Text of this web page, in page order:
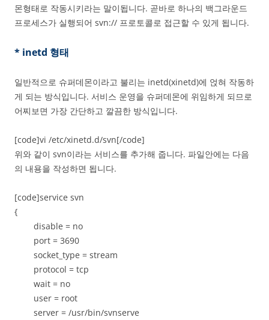
몬형태로 작동시키라는 말이됩니다. 곧바로 하나의 백그라운드
프로세스가 실행되어 svn:// 프로토콜로 접근할 수 있게 됩니다.
* inetd 형태
일반적으로 슈퍼데몬이라고 불리는 inetd(xinetd)에 얹혀 작동하
게 되는 방식입니다. 서비스 운영을 슈퍼데몬에 위임하게 되므로
어찌보면 가장 간단하고 깔끔한 방식입니다.
[code]vi /etc/xinetd.d/svn[/code]
위와 같이 svn이라는 서비스를 추가해 줍니다. 파일안에는 다음
의 내용을 작성하면 됩니다.
[code]service svn
{
disable = no
port = 3690
socket_type = stream
protocol = tcp
wait = no
user = root
server = /usr/bin/svnserve